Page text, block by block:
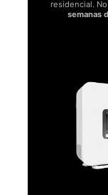
Puede demorar 14